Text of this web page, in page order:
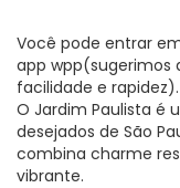
Você pode entrar
app wpp(sugerimos
facilidade e rapidez).
O Jardim Paulista é
desejados de São
combina charme
vibrante.